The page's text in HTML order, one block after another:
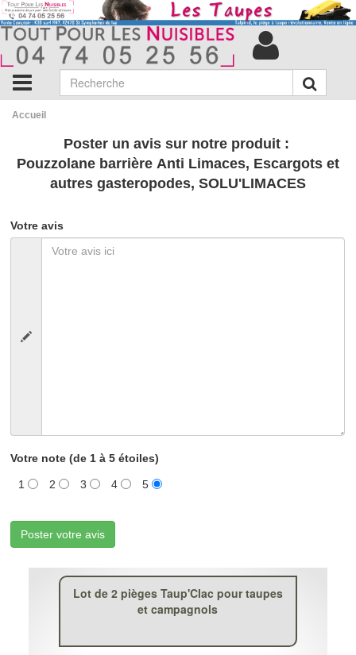
Accueil
Poster un avis sur notre produit :
Pouzzolane barrière Anti Limaces, Escargots et
autres gasteropodes, SOLU'LIMACES
Votre avis
Votre note (de 1 à 5 étoiles)
1 2 3 4 5
Poster votre avis
Lot de 2 pièges Taup'Clac pour taupes
et campagnols